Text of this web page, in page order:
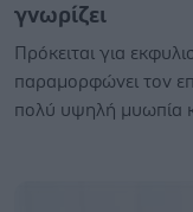
γνωρίζει
Πρόκειται για
παραμορφώνει τον
πολύ υψηλή μυωπία